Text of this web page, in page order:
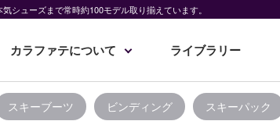
シューズまで常時約100モデル取り揃えています。
カラファテについて ライブラリー
スキーブーツ ビンディング スキーパック